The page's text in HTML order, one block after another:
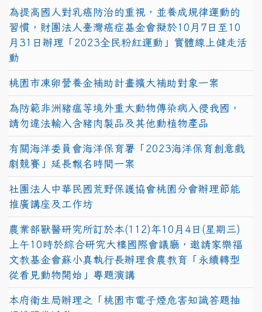
為提高國人對乳癌防治的重視，並養成規律運動的
習慣，財團法人臺灣癌症基金會擬於10月7日至10
月31日辦理「2023全民粉紅運動」實體線上健走活
動
桃園市凍卵營養金補助計畫擴大補助對象一案
為防範非洲豬瘟等境外重大動物傳染病入侵我國，
請勿違法輸入含豬肉製品及其他動植物產品
有關海洋委員會海洋保育署「2023海洋保育創意戲
劇競賽」延長報名時間一案
社團法人中華民國荒野保護協會桃園分會辦理節能
推廣講座及工作坊
農業部獸醫研究所訂於本(112)年10月4日(星期三)
上午10時於綜合研究大樓國際會議廳，邀請家樂福
文教基金會蘇小真執行長辦理食農教育「永續轉型
從看見動物開始」專題演講
本府衛生局辦理之「桃園市電子煙危害知識答題抽